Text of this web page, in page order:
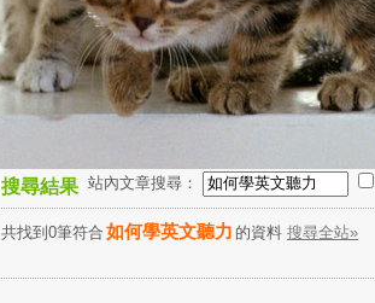
搜尋結果 站內文章搜尋：
共找到0筆符合 如何學英文聽力 的資料 搜尋全站»